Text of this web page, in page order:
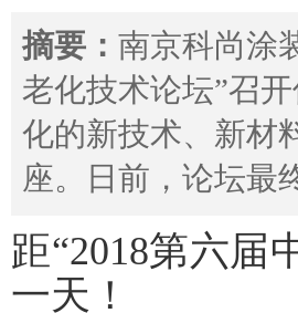
摘要： 南京科尚涂
老化技术论坛”召
化的新技术、新材
座。日前，论坛
距“2018第六届
一天！